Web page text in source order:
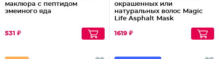
маклюра с пептидом
змеиного яда
531 ₽
окрашенных или
натуральных волос Magic
Life Asphalt Mask
1619 ₽